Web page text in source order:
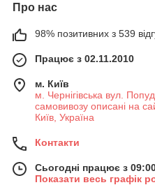
Про нас
98% позитивних з 539
Працює з 02.11.2010
м. Київ
м. Чернігівська вул.
самовивозу описані на
Київ, Україна
Контакти
Сьогодні працює з
Показати весь графік